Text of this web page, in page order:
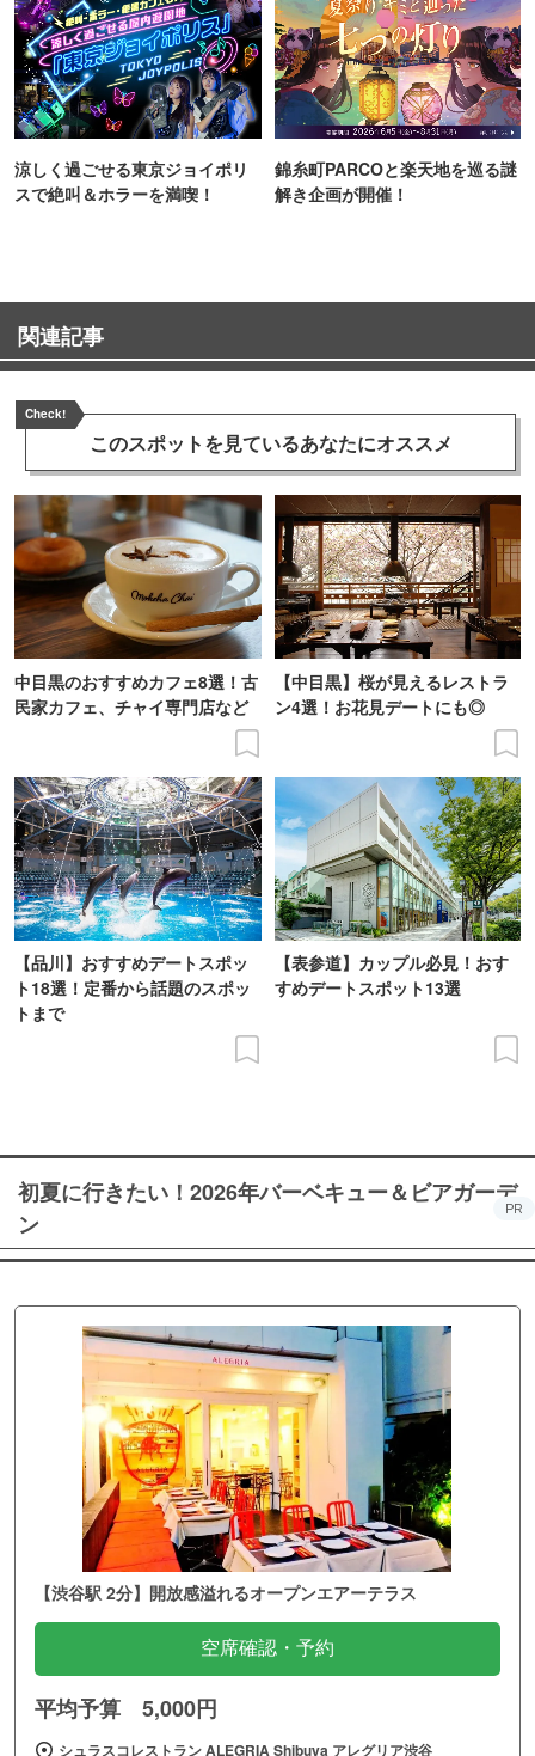
涼しく過ごせる東京ジョイポリ
スで絶叫＆ホラーを満喫！
錦糸町PARCOと楽天地を巡る謎
解き企画が開催！
関連記事
Check!
このスポットを見ているあなたにオススメ
中目黒のおすすめカフェ8選！古
民家カフェ、チャイ専門店など
【中目黒】桜が見えるレストラ
ン4選！お花見デートにも◎
【品川】おすすめデートスポッ
ト18選！定番から話題のスポッ
トまで
【表参道】カップル必見！おす
すめデートスポット13選
初夏に行きたい！2026年バーベキュー＆ビアガーデ
ン
PR
【渋谷駅 2分】開放感溢れるオープンエアーテラス
空席確認・予約
平均予算 5,000円
シュラスコレストラン ALEGRIA Shibuya アレグリア渋谷